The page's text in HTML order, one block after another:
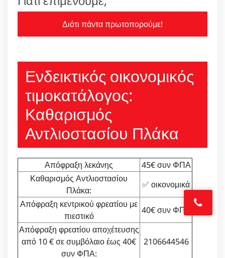
Διότι πάντα πρωτοπορούμε!
Ενδεικτικός οικονομικός
τιμοκατάλογος:
Καθαρισμός
Αντλιοστασίου Πλάκα
Απόφραξη λεκάνης
45€ συν ΦΠΑ
Καθαρισμός Αντλιοστασίου
Πλάκα:
✅ οικονομικά
Απόφραξη κεντρικού φρεατίου με
πιεστικό
40€ συν ΦΠΑ
Απόφραξη φρεατίου αποχέτευσης
από 10 € σε συμβόλαιο έως 40€
συν ΦΠΑ:
2106644546